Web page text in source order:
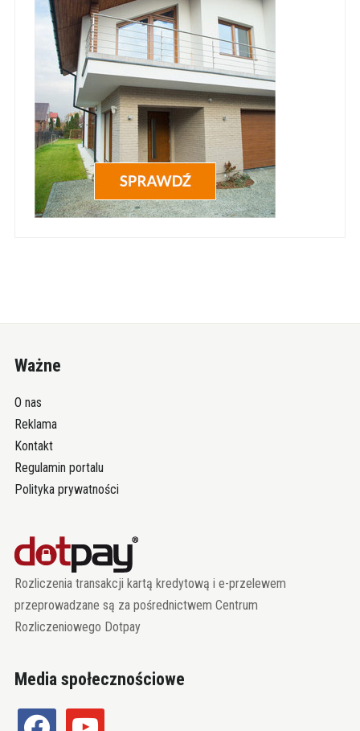
Ważne
O nas
Reklama
Kontakt
Regulamin portalu
Polityka prywatności
Rozliczenia transakcji kartą kredytową i e-przelewem
przeprowadzane są za pośrednictwem Centrum
Rozliczeniowego Dotpay
Media społecznościowe
facebook youtube